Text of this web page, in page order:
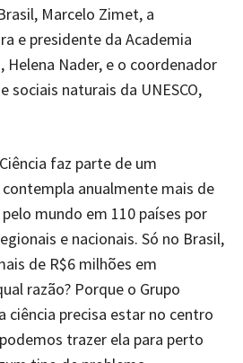
Marcelo Zimet, a
e presidente da Academia
Helena Nader, e o coordenador
sociais naturais da UNESCO,
faz parte de um
anualmente mais de
mundo em 110 países por
e nacionais. Só no Brasil,
de R$6 milhões em
razão? Porque o Grupo
ciência precisa estar no centro
trazer ela para perto